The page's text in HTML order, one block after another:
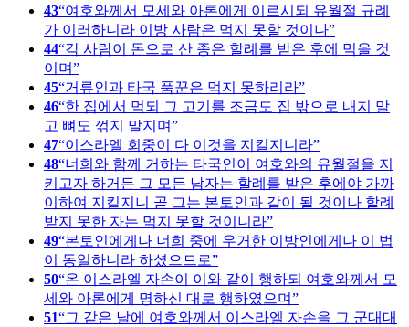
43 여호와께서 모세와 아론에게 이르시되 유월절 규례
가 이러하니라 이방 사람은 먹지 못할 것이나
44 각 사람이 돈으로 산 종은 할례를 받은 후에 먹을 것
이며
45 거류인과 타국 품꾼은 먹지 못하리라
46 한 집에서 먹되 그 고기를 조금도 집 밖으로 내지 말
고 뼈도 꺾지 말지며
47 이스라엘 회중이 다 이것을 지킬지니라
48 너희와 함께 거하는 타국인이 여호와의 유월절을 지
키고자 하거든 그 모든 남자는 할례를 받은 후에야 가까
이하여 지킬지니 곧 그는 본토인과 같이 될 것이나 할례
받지 못한 자는 먹지 못할 것이니라
49 본토인에게나 너희 중에 우거한 이방인에게나 이 법
이 동일하니라 하셨으므로
50 온 이스라엘 자손이 이와 같이 행하되 여호와께서 모
세와 아론에게 명하신 대로 행하였으며
51
그 같은 날에 여호와께서 이스라엘 자손을 그 군대대